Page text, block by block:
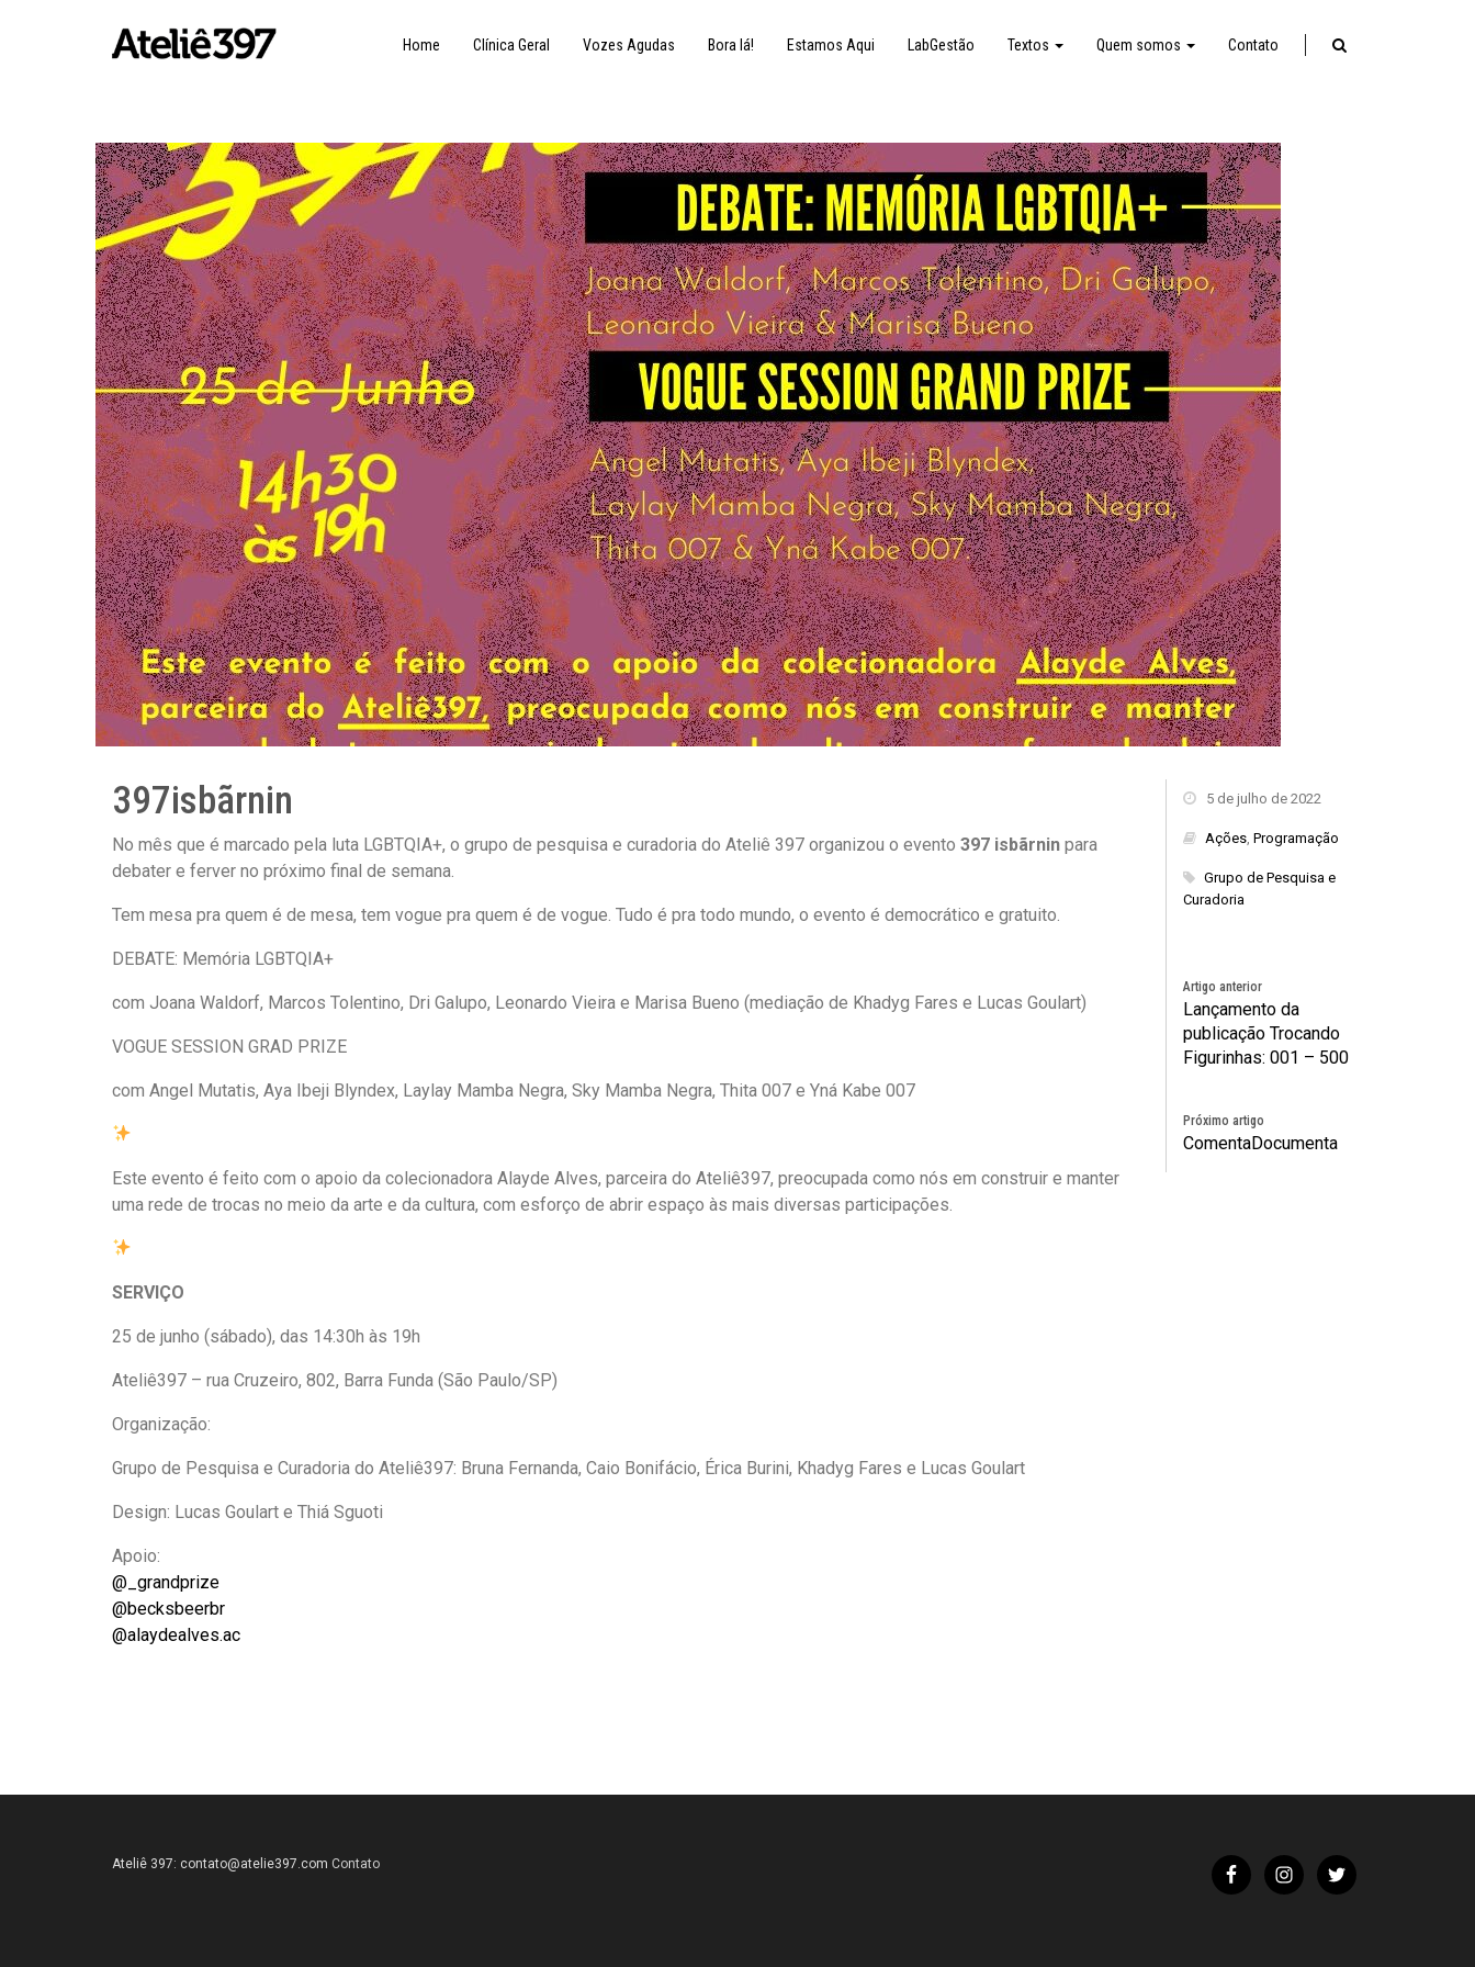
Home Clínica Geral Vozes Agudas Bora lá! Estamos Aqui LabGestão Textos Quem somos Contato
397isbãrnin
No mês que é marcado pela luta LGBTQIA+, o grupo de pesquisa e curadoria do Ateliê 397 organizou o evento 397 isbãrnin para
debater e ferver no próximo final de semana.
Tem mesa pra quem é de mesa, tem vogue pra quem é de vogue. Tudo é pra todo mundo, o evento é democrático e gratuito.
DEBATE: Memória LGBTQIA+
com Joana Waldorf, Marcos Tolentino, Dri Galupo, Leonardo Vieira e Marisa Bueno (mediação de Khadyg Fares e Lucas Goulart)
VOGUE SESSION GRAD PRIZE
com Angel Mutatis, Aya Ibeji Blyndex, Laylay Mamba Negra, Sky Mamba Negra, Thita 007 e Yná Kabe 007
Este evento é feito com o apoio da colecionadora Alayde Alves, parceira do Ateliê397, preocupada como nós em construir e manter
uma rede de trocas no meio da arte e da cultura, com esforço de abrir espaço às mais diversas participações.
SERVIÇO
25 de junho (sábado), das 14:30h às 19h
Ateliê397 – rua Cruzeiro, 802, Barra Funda (São Paulo/SP)
Organização:
Grupo de Pesquisa e Curadoria do Ateliê397: Bruna Fernanda, Caio Bonifácio, Érica Burini, Khadyg Fares e Lucas Goulart
Design: Lucas Goulart e Thiá Sguoti
Apoio:
@_grandprize
@becksbeerbr
@alaydealves.ac
5 de julho de 2022
Ações Programação
Grupo de Pesquisa e
Curadoria
Artigo anterior
Lançamento da
publicação Trocando
Figurinhas: 001 – 500
Próximo artigo
ComentaDocumenta
Ateliê 397: contato@atelie397.com Contato